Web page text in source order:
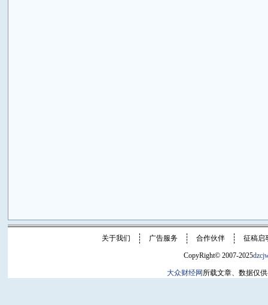
关于我们 广告服务 合作伙伴 征稿启
CopyRight© 2007-2025
大众财经网 所载文章、数据仅